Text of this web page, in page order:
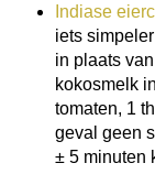
Indiase
iets
in plaats
kokosmelk
tomaten, 1
geval geen
± 5 minuten